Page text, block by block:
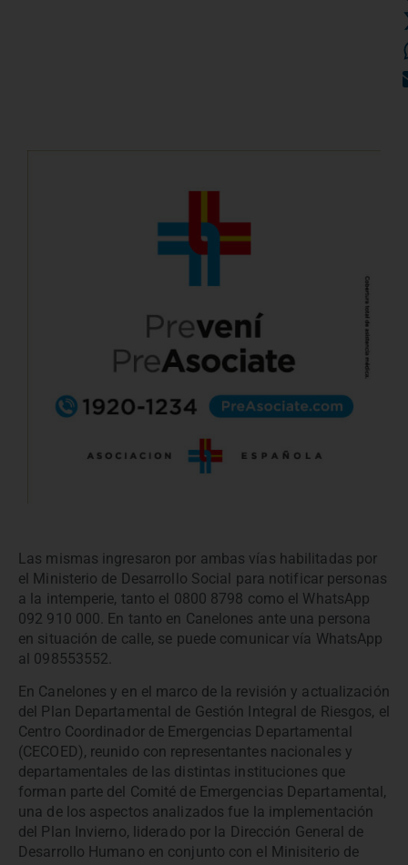
Las mismas ingresaron por ambas vías habilitadas por
el Ministerio de Desarrollo Social para notificar personas
a la intemperie, tanto el 0800 8798 como el WhatsApp
092 910 000. En tanto en Canelones ante una persona
en situación de calle, se puede comunicar vía WhatsApp
al 098553552.
En Canelones y en el marco de la revisión y actualización
del Plan Departamental de Gestión Integral de Riesgos, el
Centro Coordinador de Emergencias Departamental
(CECOED), reunido con representantes nacionales y
departamentales de las distintas instituciones que
forman parte del Comité de Emergencias Departamental,
una de los aspectos analizados fue la implementación
del Plan Invierno, liderado por la Dirección General de
Desarrollo Humano en conjunto con el Minisiterio de